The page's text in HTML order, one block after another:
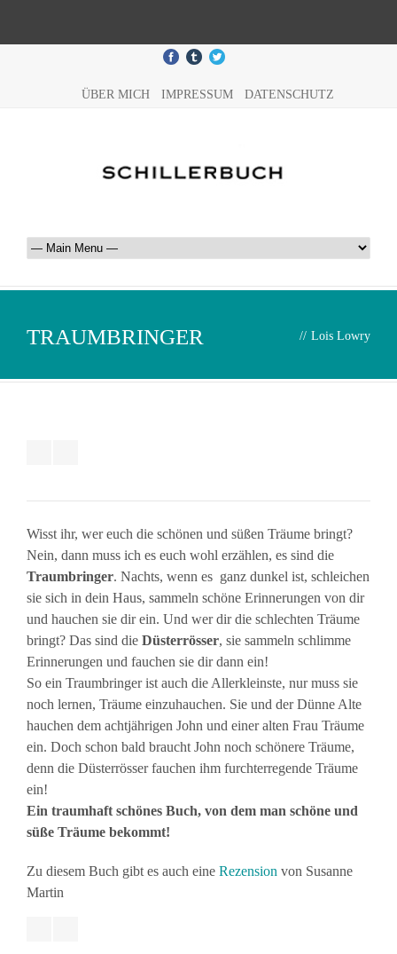
ÜBER MICH IMPRESSUM DATENSCHUTZ
TRAUMBRINGER // Lois Lowry
Wisst ihr, wer euch die schönen und süßen Träume bringt?
Nein, dann muss ich es euch wohl erzählen, es sind die
Traumbringer. Nachts, wenn es ganz dunkel ist, schleichen
sie sich in dein Haus, sammeln schöne Erinnerungen von dir
und hauchen sie dir ein. Und wer dir die schlechten Träume
bringt? Das sind die Düsterrösser, sie sammeln schlimme
Erinnerungen und fauchen sie dir dann ein!
So ein Traumbringer ist auch die Allerkleinste, nur muss sie
noch lernen, Träume einzuhauchen. Sie und der Dünne Alte
hauchen dem achtjährigen John und einer alten Frau Träume
ein. Doch schon bald braucht John noch schönere Träume,
denn die Düsterrösser fauchen ihm furchterregende Träume
ein!
Ein traumhaft schönes Buch, von dem man schöne und
süße Träume bekommt!
Zu diesem Buch gibt es auch eine Rezension von Susanne
Martin